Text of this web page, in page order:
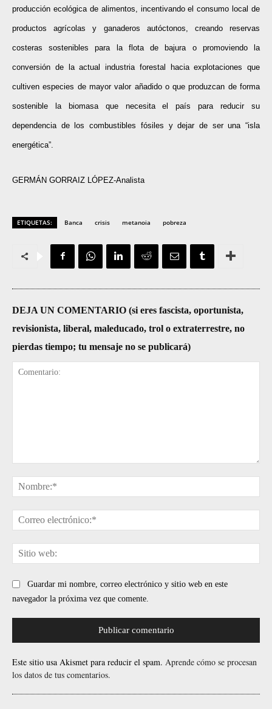
producción ecológica de alimentos, incentivando el consumo local de
productos agrícolas y ganaderos autóctonos, creando reservas
costeras sostenibles para la flota de bajura o promoviendo la
conversión de la actual industria forestal hacia explotaciones que
cultiven especies de mayor valor añadido o que produzcan de forma
sostenible la biomasa que necesita el país para reducir su
dependencia de los combustibles fósiles y dejar de ser una “isla
energética”.
GERMÁN GORRAIZ LÓPEZ-Analista
ETIQUETAS: Banca crisis metanoia pobreza
DEJA UN COMENTARIO (si eres fascista, oportunista,
revisionista, liberal, maleducado, trol o extraterrestre, no
pierdas tiempo; tu mensaje no se publicará)
Guardar mi nombre, correo electrónico y sitio web en este
navegador la próxima vez que comente.
Este sitio usa Akismet para reducir el spam. Aprende cómo se procesan
los datos de tus comentarios.